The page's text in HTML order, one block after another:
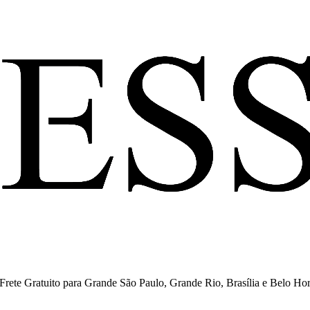
Gratuito para Grande São Paulo, Grande Rio, Brasília e Belo